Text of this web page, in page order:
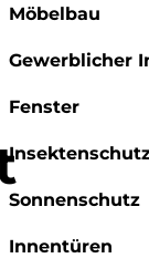
Möbelbau
Gewerblicher
Fenster
Sonnenschutz
Innentüren